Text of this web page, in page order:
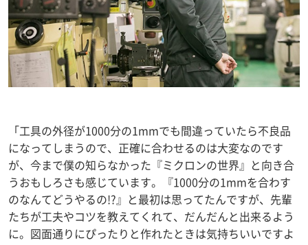
「工具の外径が1000分の1mmでも間違っていたら不良品
になってしまうので、正確に合わせるのは大変なのです
が、今まで僕の知らなかった『ミクロンの世界』と向き合
うおもしろさも感じています。『1000分の1mmを合わす
のなんてどうやるの!?』と最初は思ってたんですが、先輩
たちが工夫やコツを教えてくれて、だんだんと出来るよう
に。図面通りにぴったりと作れたときは気持ちいいですよ